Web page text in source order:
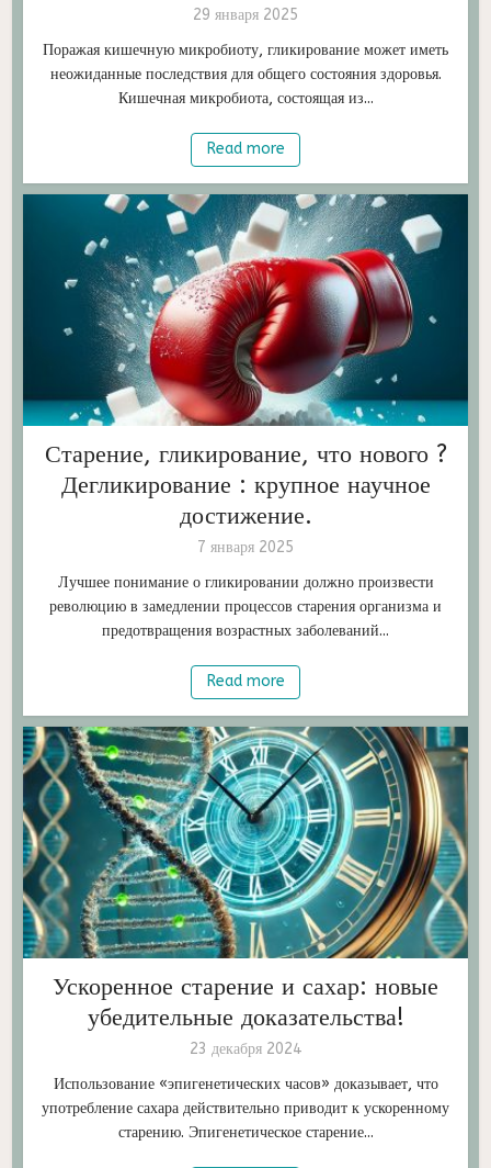
29 января 2025
Поражая кишечную микробиоту, гликирование может иметь
неожиданные последствия для общего состояния здоровья.
Кишечная микробиота, состоящая из...
Read more
Старение, гликирование, что нового ?
Дегликирование : крупное научное
достижение.
7 января 2025
Лучшее понимание о гликировании должно произвести
революцию в замедлении процессов старения организма и
предотвращения возрастных заболеваний...
Read more
Ускоренное старение и сахар: новые
убедительные доказательства!
23 декабря 2024
Использование «эпигенетических часов» доказывает, что
употребление сахара действительно приводит к ускоренному
старению. Эпигенетическое старение...